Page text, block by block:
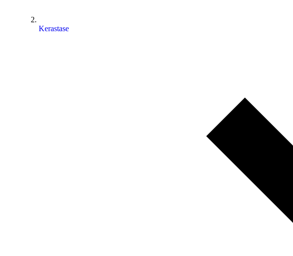
⁠⁠Kerastase